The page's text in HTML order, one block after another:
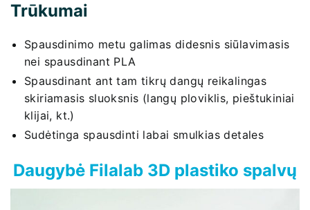
Trūkumai
Spausdinimo metu galimas didesnis siūlavimasis
nei spausdinant PLA
Spausdinant ant tam tikrų dangų reikalingas
skiriamasis sluoksnis (langų ploviklis, pieštukiniai
klijai, kt.)
Sudėtinga spausdinti labai smulkias detales
Daugybė Filalab 3D plastiko spalvų